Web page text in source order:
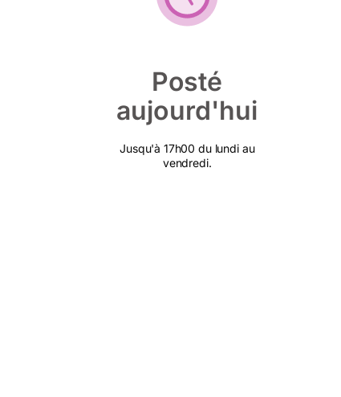
Posté
aujourd'hui
Jusqu'à 17h00 du lundi au
vendredi.